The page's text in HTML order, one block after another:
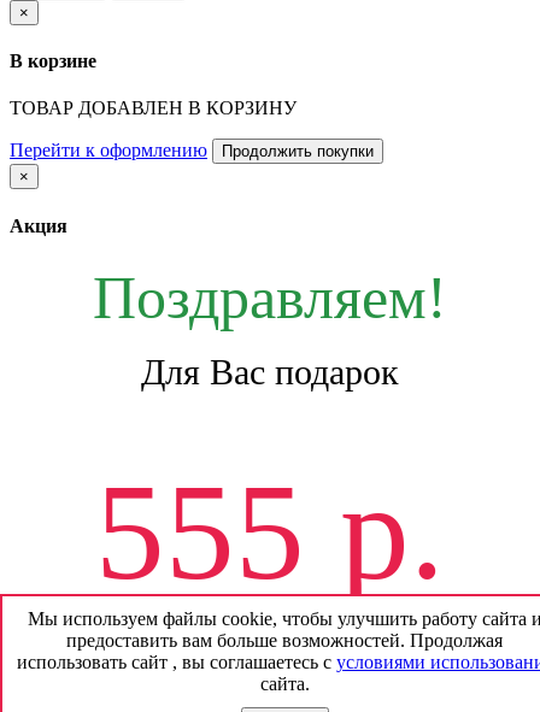
×
В корзине
ТОВАР ДОБАВЛЕН В КОРЗИНУ
Перейти к оформлению
Продолжить покупки
×
Акция
Поздравляем!
Для Вас подарок
555 р.
На будущие покупки
без смс и регистрации
Мы используем файлы cookie, чтобы улучшить работу сайта
предоставить вам больше возможностей. Продолжая
использовать сайт , вы соглашаетесь с условиями
сайта.